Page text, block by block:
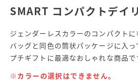
SMART コンパクトデイ
ジェンダーレスカラーのコンパクトに
バッグと同色の筒状パッケージに入っ
プチギフトに最適なおしゃれな商品で
※カラーの選択はできません。